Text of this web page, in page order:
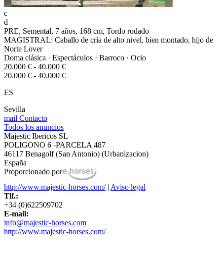
c
d
PRE, Semental, 7 años, 168 cm, Tordo rodado
MAGISTRAL: Caballo de cría de alto nivel, bien montado, hijo de
Norte Lover
Doma clásica · Espectáculos · Barroco · Ocio
20.000 € - 40.000 €
20.000 € - 40.000 €
ES
Sevilla
mail Contacto
Todos los anuncios
Majestic Ibericos SL
POLIGONO 6 -PARCELA 487
46117 Benagolf (San Antonio) (Urbanizacion)
España
Proporcionado por
http://www.majestic-horses.com/ | Aviso legal
Tlf.:
+34 (0)622509702
E-mail:
info@majestic-horses.com
http://www.majestic-horses.com/